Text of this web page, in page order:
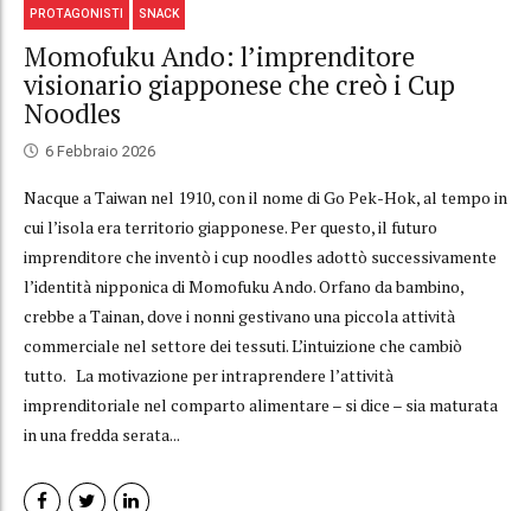
PROTAGONISTI SNACK
Momofuku Ando: l’imprenditore
visionario giapponese che creò i Cup
Noodles
6 Febbraio 2026
Nacque a Taiwan nel 1910, con il nome di Go Pek-Hok, al tempo in
cui l’isola era territorio giapponese. Per questo, il futuro
imprenditore che inventò i cup noodles adottò successivamente
l’identità nipponica di Momofuku Ando. Orfano da bambino,
crebbe a Tainan, dove i nonni gestivano una piccola attività
commerciale nel settore dei tessuti. L’intuizione che cambiò
tutto. La motivazione per intraprendere l’attività
imprenditoriale nel comparto alimentare – si dice – sia maturata
in una fredda serata...